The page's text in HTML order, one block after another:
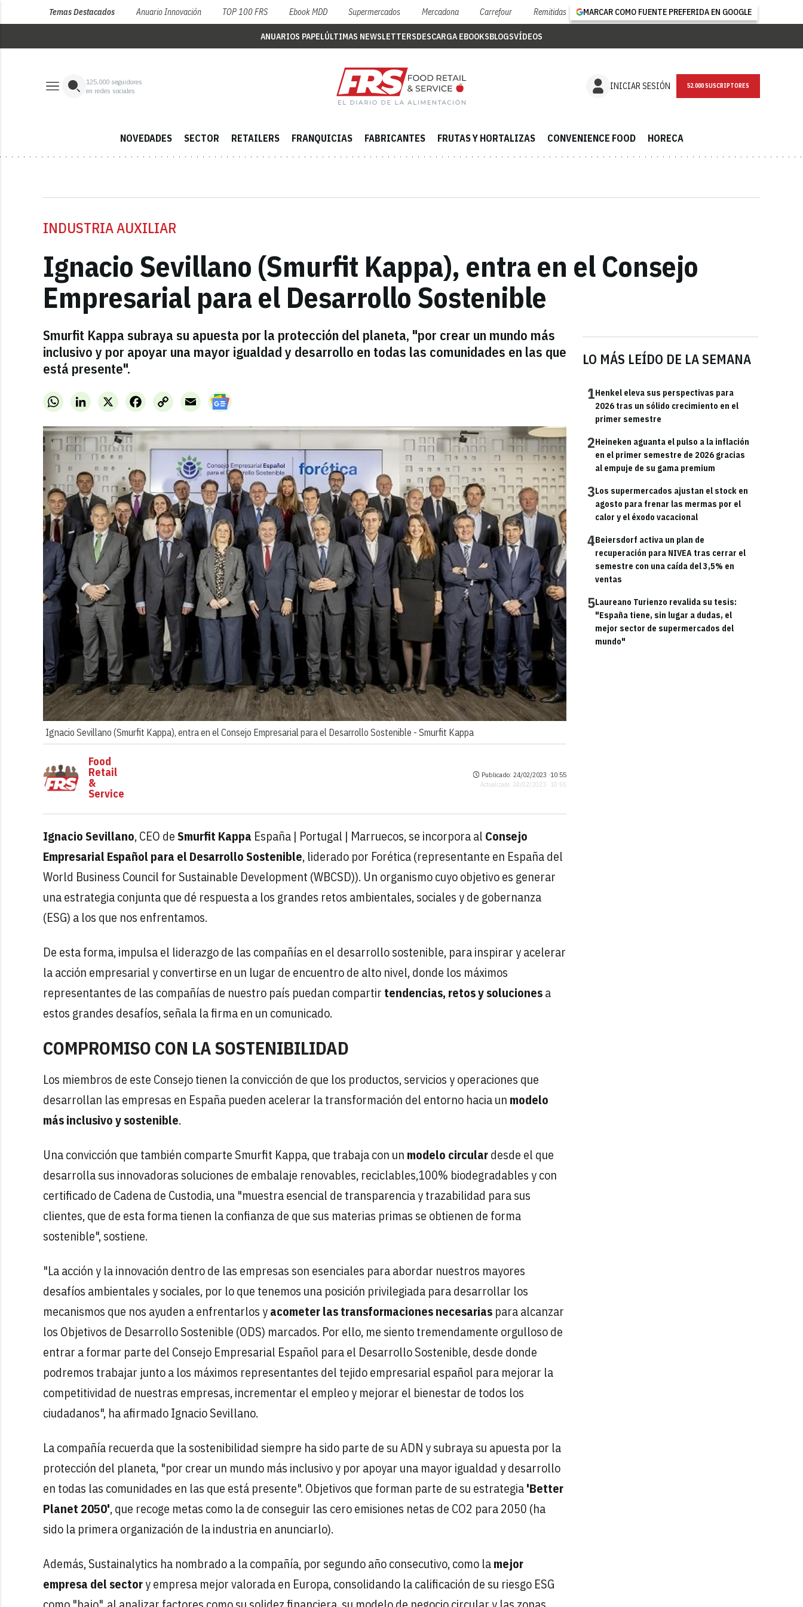
Temas Destacados Anuario Innovación TOP 100 FRS Ebook MDD Supermercados Mercadona Carrefour Remitidas MARCAR COMO FUENTE PREFERIDA EN GOOGLE
ANUARIOS PAPELÚLTIMAS NEWSLETTERSDESCARGA EBOOKSBLOGSVÍDEOS
125,000 seguidores
en redes sociales
INICIAR SESIÓN NEWSLETTER
NOVEDADES SECTOR RETAILERS FRANQUICIAS FABRICANTES FRUTAS Y HORTALIZAS CONVENIENCE FOOD HORECA
INDUSTRIA AUXILIAR
Ignacio Sevillano (Smurfit Kappa), entra en el Consejo
Empresarial para el Desarrollo Sostenible
Smurfit Kappa subraya su apuesta por la protección del planeta, "por crear un mundo más
inclusivo y por apoyar una mayor igualdad y desarrollo en todas las comunidades en las que
está presente".
WhatsAppLinkedInX FacebookCopy
Link
Email
Ignacio Sevillano (Smurfit Kappa), entra en el Consejo Empresarial para el Desarrollo Sostenible - Smurfit Kappa
LO MÁS LEÍDO DE LA SEMANA
1Henkel eleva sus perspectivas para
2026 tras un sólido crecimiento en el
primer semestre
2Heineken aguanta el pulso a la inflación
en el primer semestre de 2026 gracias
al empuje de su gama premium
3Los supermercados ajustan el stock en
agosto para frenar las mermas por el
calor y el éxodo vacacional
4Beiersdorf activa un plan de
recuperación para NIVEA tras cerrar el
semestre con una caída del 3,5% en
ventas
5Laureano Turienzo revalida su tesis:
"España tiene, sin lugar a dudas, el
mejor sector de supermercados del
mundo"
Food
Retail
&
Service
Publicado: 24/02/2023 ·10:55
Actualizado: 24/02/2023 · 10:55
Ignacio Sevillano, CEO deSmurfit Kappa España | Portugal | Marruecos, se incorpora al Consejo
Empresarial Español para el Desarrollo Sostenible, liderado por Forética (representante en España del
World Business Council for Sustainable Development (WBCSD)). Un organismo cuyo objetivo es generar
una estrategia conjunta que dé respuesta a los grandes retos ambientales, sociales y de gobernanza
(ESG) a los que nos enfrentamos.
De esta forma, impulsa el liderazgo de las compañías en el desarrollo sostenible, para inspirar y acelerar
la acción empresarial y convertirse en un lugar de encuentro de alto nivel, donde los máximos
representantes de las compañías de nuestro país puedan compartir tendencias, retos y solucionesa
estos grandes desafíos, señala la firma en un comunicado.
COMPROMISO CON LA SOSTENIBILIDAD
Los miembros de este Consejo tienen la convicción de que los productos, servicios y operaciones que
desarrollan las empresas en España pueden acelerar la transformación del entorno hacia un modelo
más inclusivo y sostenible.
Una convicción que también comparte Smurfit Kappa, que trabaja con un modelo circulardesde el que
desarrolla sus innovadoras soluciones de embalaje renovables, reciclables,100% biodegradables y con
certificado de Cadena de Custodia, una "muestra esencial de transparencia y trazabilidad para sus
clientes, que de esta forma tienen la confianza de que sus materias primas se obtienen de forma
sostenible", sostiene.
"La acción y la innovación dentro de las empresas son esenciales para abordar nuestros mayores
desafíos ambientales y sociales, por lo que tenemos una posición privilegiada para desarrollar los
mecanismos que nos ayuden a enfrentarlos yacometer las transformaciones necesarias para alcanzar
los Objetivos de Desarrollo Sostenible (ODS) marcados. Por ello, me siento tremendamente orgulloso de
entrar a formar parte del Consejo Empresarial Español para el Desarrollo Sostenible, desde donde
podremos trabajar junto a los máximos representantes del tejido empresarial español para mejorar la
competitividad de nuestras empresas, incrementar el empleo y mejorar el bienestar de todos los
ciudadanos", ha afirmado Ignacio Sevillano.
La compañía recuerda que la sostenibilidad siempre ha sido parte de su ADN y subraya su apuesta por la
protección del planeta, "por crear un mundo más inclusivo y por apoyar una mayor igualdad y desarrollo
en todas las comunidades en las que está presente". Objetivos que forman parte de su estrategia'Better
Planet 2050', que recoge metas como la de conseguir las cero emisiones netas de CO2 para 2050 (ha
sido la primera organización de la industria en anunciarlo).
Además, Sustainalytics ha nombrado a la compañía, por segundo año consecutivo, como lamejor
empresa del sectory empresa mejor valorada en Europa, consolidando la calificación de su riesgo ESG